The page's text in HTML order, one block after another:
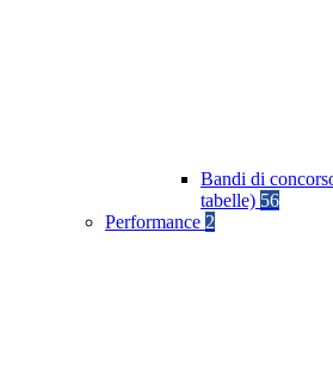
Bandi di
tabelle) 56
Performance 2